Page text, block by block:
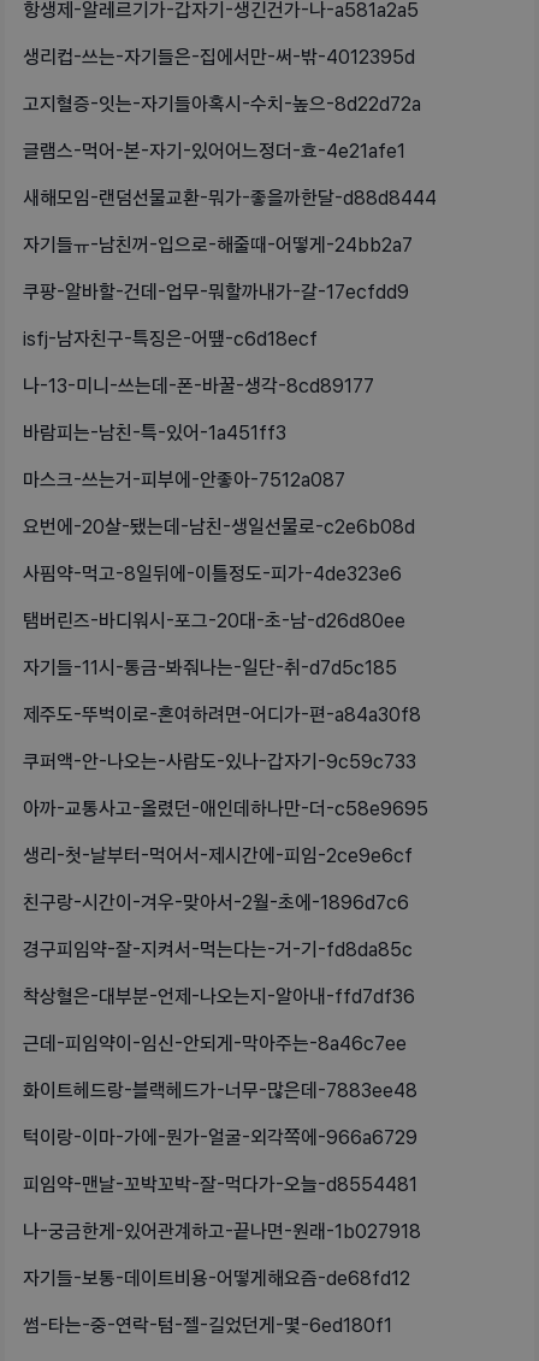
항생제-알레르기가-갑자기-생긴건가-나-a581a2a5
생리컵-쓰는-자기들은-집에서만-써-밖-4012395d
고지혈증-잇는-자기들아혹시-수치-높으-8d22d72a
글램스-먹어-본-자기-있어어느정더-효-4e21afe1
새해모임-랜덤선물교환-뭐가-좋을까한달-d88d8444
자기들ㅠ-남친꺼-입으로-해줄때-어떻게-24bb2a7
쿠팡-알바할-건데-업무-뭐할까내가-갈-17ecfdd9
isfj-남자친구-특징은-어땦-c6d18ecf
나-13-미니-쓰는데-폰-바꿀-생각-8cd89177
바람피는-남친-특-있어-1a451ff3
마스크-쓰는거-피부에-안좋아-7512a087
요번에-20살-됐는데-남친-생일선물로-c2e6b08d
사핌약-먹고-8일뒤에-이틀정도-피가-4de323e6
탬버린즈-바디워시-포그-20대-초-남-d26d80ee
자기들-11시-통금-봐줘나는-일단-취-d7d5c185
제주도-뚜벅이로-혼여하려면-어디가-편-a84a30f8
쿠퍼액-안-나오는-사람도-있나-갑자기-9c59c733
아까-교통사고-올렸던-애인데하나만-더-c58e9695
생리-첫-날부터-먹어서-제시간에-피임-2ce9e6cf
친구랑-시간이-겨우-맞아서-2월-초에-1896d7c6
경구피임약-잘-지켜서-먹는다는-거-기-fd8da85c
착상혈은-대부분-언제-나오는지-알아내-ffd7df36
근데-피임약이-임신-안되게-막아주는-8a46c7ee
화이트헤드랑-블랙헤드가-너무-많은데-7883ee48
턱이랑-이마-가에-뭔가-얼굴-외각쪽에-966a6729
피임약-맨날-꼬박꼬박-잘-먹다가-오늘-d8554481
나-궁금한게-있어관계하고-끝나면-원래-1b027918
자기들-보통-데이트비용-어떻게해요즘-de68fd12
썸-타는-중-연락-텀-젤-길었던게-몇-6ed180f1